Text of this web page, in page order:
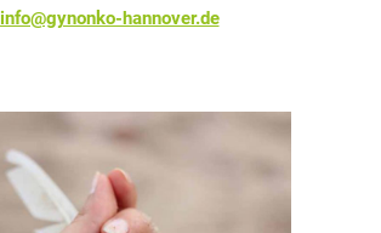
info@gynonko-hannover.de